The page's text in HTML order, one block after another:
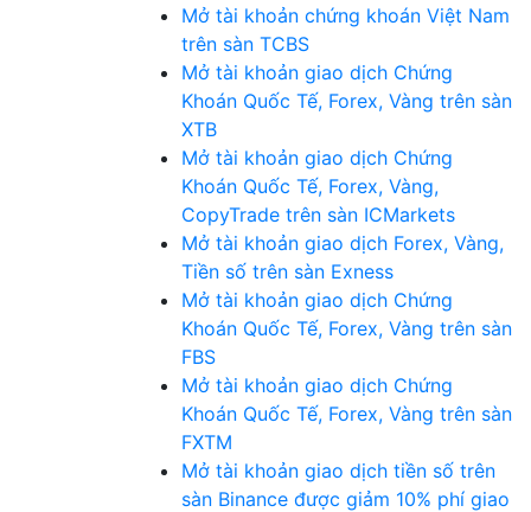
Mở tài khoản chứng khoán Việt Nam
trên sàn TCBS
Mở tài khoản giao dịch Chứng
Khoán Quốc Tế, Forex, Vàng trên sàn
XTB
Mở tài khoản giao dịch Chứng
Khoán Quốc Tế, Forex, Vàng,
CopyTrade trên sàn ICMarkets
Mở tài khoản giao dịch Forex, Vàng,
Tiền số trên sàn Exness
Mở tài khoản giao dịch Chứng
Khoán Quốc Tế, Forex, Vàng trên sàn
FBS
Mở tài khoản giao dịch Chứng
Khoán Quốc Tế, Forex, Vàng trên sàn
FXTM
Mở tài khoản giao dịch tiền số trên
sàn Binance được giảm 10% phí giao